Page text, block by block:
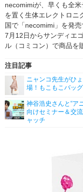
ゲーム
アニメ！アニメ！
necomimiが、早くも全
を置く生体エレクトロニ
国で「necomimi」を発売
7月12日からサンディエ
ル（コミコン）で商品を
注目記事
ニャンコ先生がひ
場！もこもこバッ
神谷浩史さんと“ア
向けセミナー＆交
ャッチ